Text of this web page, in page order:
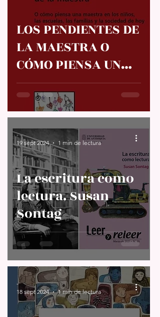
LOS PENDIENTES DE
LA MAESTRA O
CÓMO PIENSA UNA
MAESTRA EN LOS
NIÑOS, LAS
ESCUELAS, LAS
FAMILIAS Y LA
SOCIEDAD DE HOY.
Mari Carmen Díaz
Navarro
La escritura como
lectura. Susan
Sontag
-
19 sept 2024
1 min de lectura
-
18 sept 2024
1 min de lectura